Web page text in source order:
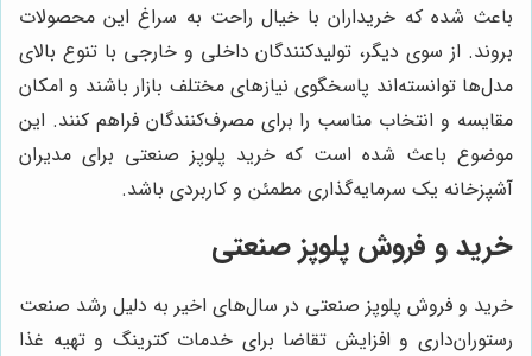
باعث شده که خریداران با خیال راحت به سراغ این محصولات
بروند. از سوی دیگر، تولیدکنندگان داخلی و خارجی با تنوع بالای
مدل‌ها توانسته‌اند پاسخگوی نیازهای مختلف بازار باشند و امکان
مقایسه و انتخاب مناسب را برای مصرف‌کنندگان فراهم کنند. این
موضوع باعث شده است که خرید پلوپز صنعتی برای مدیران
آشپزخانه یک سرمایه‌گذاری مطمئن و کاربردی باشد.
خرید و فروش پلوپز صنعتی
خرید و فروش پلوپز صنعتی در سال‌های اخیر به دلیل رشد صنعت
رستوران‌داری و افزایش تقاضا برای خدمات کترینگ و تهیه غذا